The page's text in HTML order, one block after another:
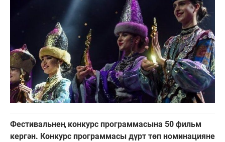
Фестивальнең конкурс программасына 50 фильм
кергән. Конкурс программасы дүрт төп номинацияне